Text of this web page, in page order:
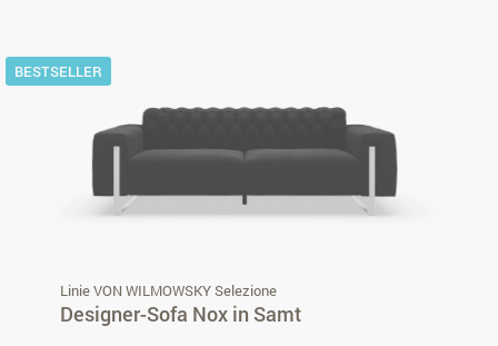
BESTSELLER
Linie VON WILMOWSKY Selezione
Designer-Sofa Nox in Samt